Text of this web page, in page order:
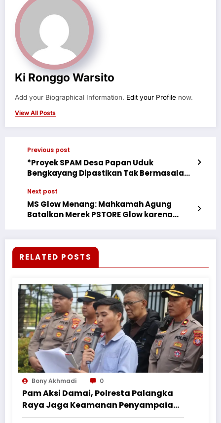
Ki Ronggo Warsito
Add your Biographical Information. Edit your Profile now.
View All Posts
Previous post
*Proyek SPAM Desa Papan Uduk
Bengkayang Dipastikan Tak Bermasalah,
Next post
MS Glow Menang: Mahkamah Agung
Batalkan Merek PSTORE Glow karena
RELATED POSTS
Bony Akhmadi 0
Pam Aksi Damai, Polresta Palangka
Raya Jaga Keamanan Penyampaian
Aspirasi Perkumpulan Pemuda